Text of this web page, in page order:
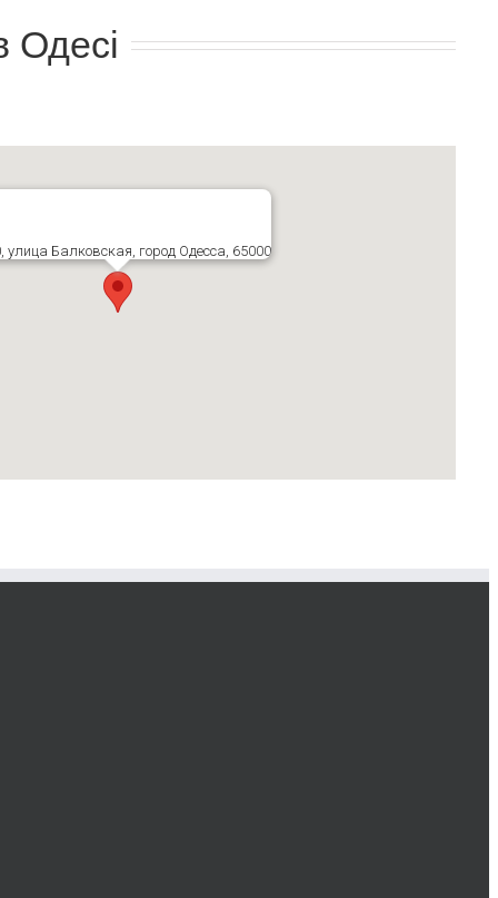
Одесі
улица Балковская, город Одесса, 65000